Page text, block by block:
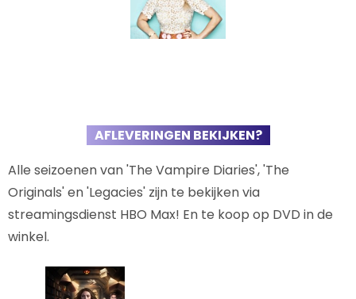
AFLEVERINGEN BEKIJKEN?
Alle seizoenen van 'The Vampire Diaries', 'The
Originals' en 'Legacies' zijn te bekijken via
streamingsdienst HBO Max! En te koop op DVD in de
winkel.